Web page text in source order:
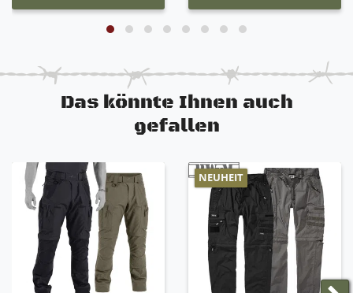
Das könnte Ihnen auch
gefallen
NEUHEIT